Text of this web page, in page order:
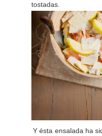
tostadas.
Y ésta ensalada ha